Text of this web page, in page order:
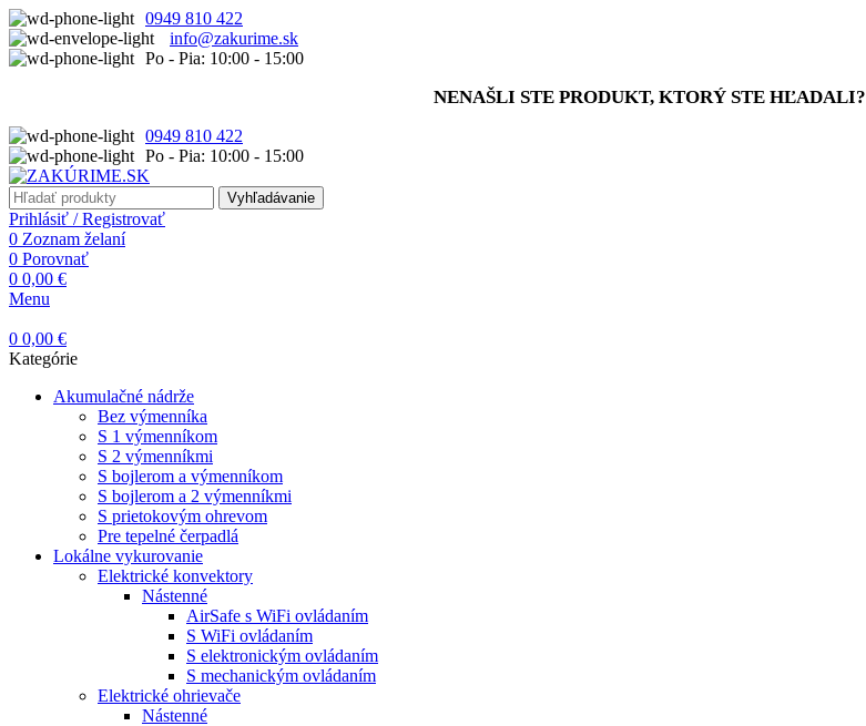
0949 810 422
info@zakurime.sk
Po - Pia: 10:00 - 15:00
NENAŠLI STE PRODUKT, KTORÝ STE HĽADALI?
0949 810 422
Po - Pia: 10:00 - 15:00
Vyhľadávanie
Prihlásiť / Registrovať
0 Zoznam želaní
0 Porovnať
0 0,00 €
Menu
0 0,00 €
Kategórie
Akumulačné nádrže
Bez výmenníka
S 1 výmenníkom
S 2 výmenníkmi
S bojlerom a výmenníkom
S bojlerom a 2 výmenníkmi
S prietokovým ohrevom
Pre tepelné čerpadlá
Lokálne vykurovanie
Elektrické konvektory
Nástenné
AirSafe s WiFi ovládaním
S WiFi ovládaním
S elektronickým ovládaním
S mechanickým ovládaním
Elektrické ohrievače
Nástenné